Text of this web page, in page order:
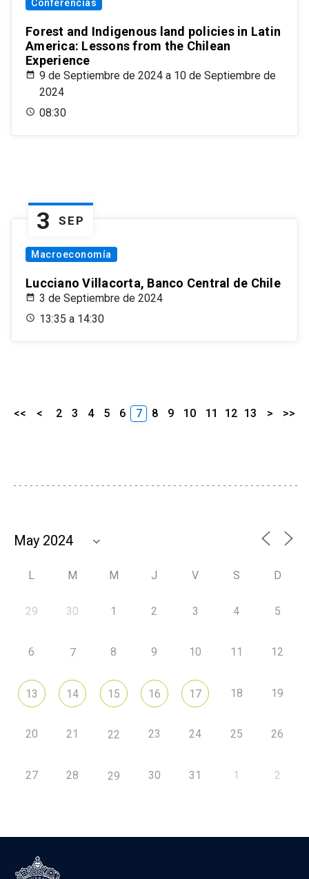
Conferencias
Forest and Indigenous land policies in Latin
America: Lessons from the Chilean
Experience
9 de Septiembre de 2024 a 10 de Septiembre de
2024
08:30
3 SEP
Macroeconomía
Lucciano Villacorta, Banco Central de Chile
3 de Septiembre de 2024
13:35 a 14:30
<< < 2 3 4 5 6 7 8 9 10 11 12 13 > >>
L M M J V S D
29 30 1 2 3 4 5
6 7 8 9 10 11 12
13 14 15 16 17 18 19
20 21 22 23 24 25 26
27 28 29 30 31 1 2